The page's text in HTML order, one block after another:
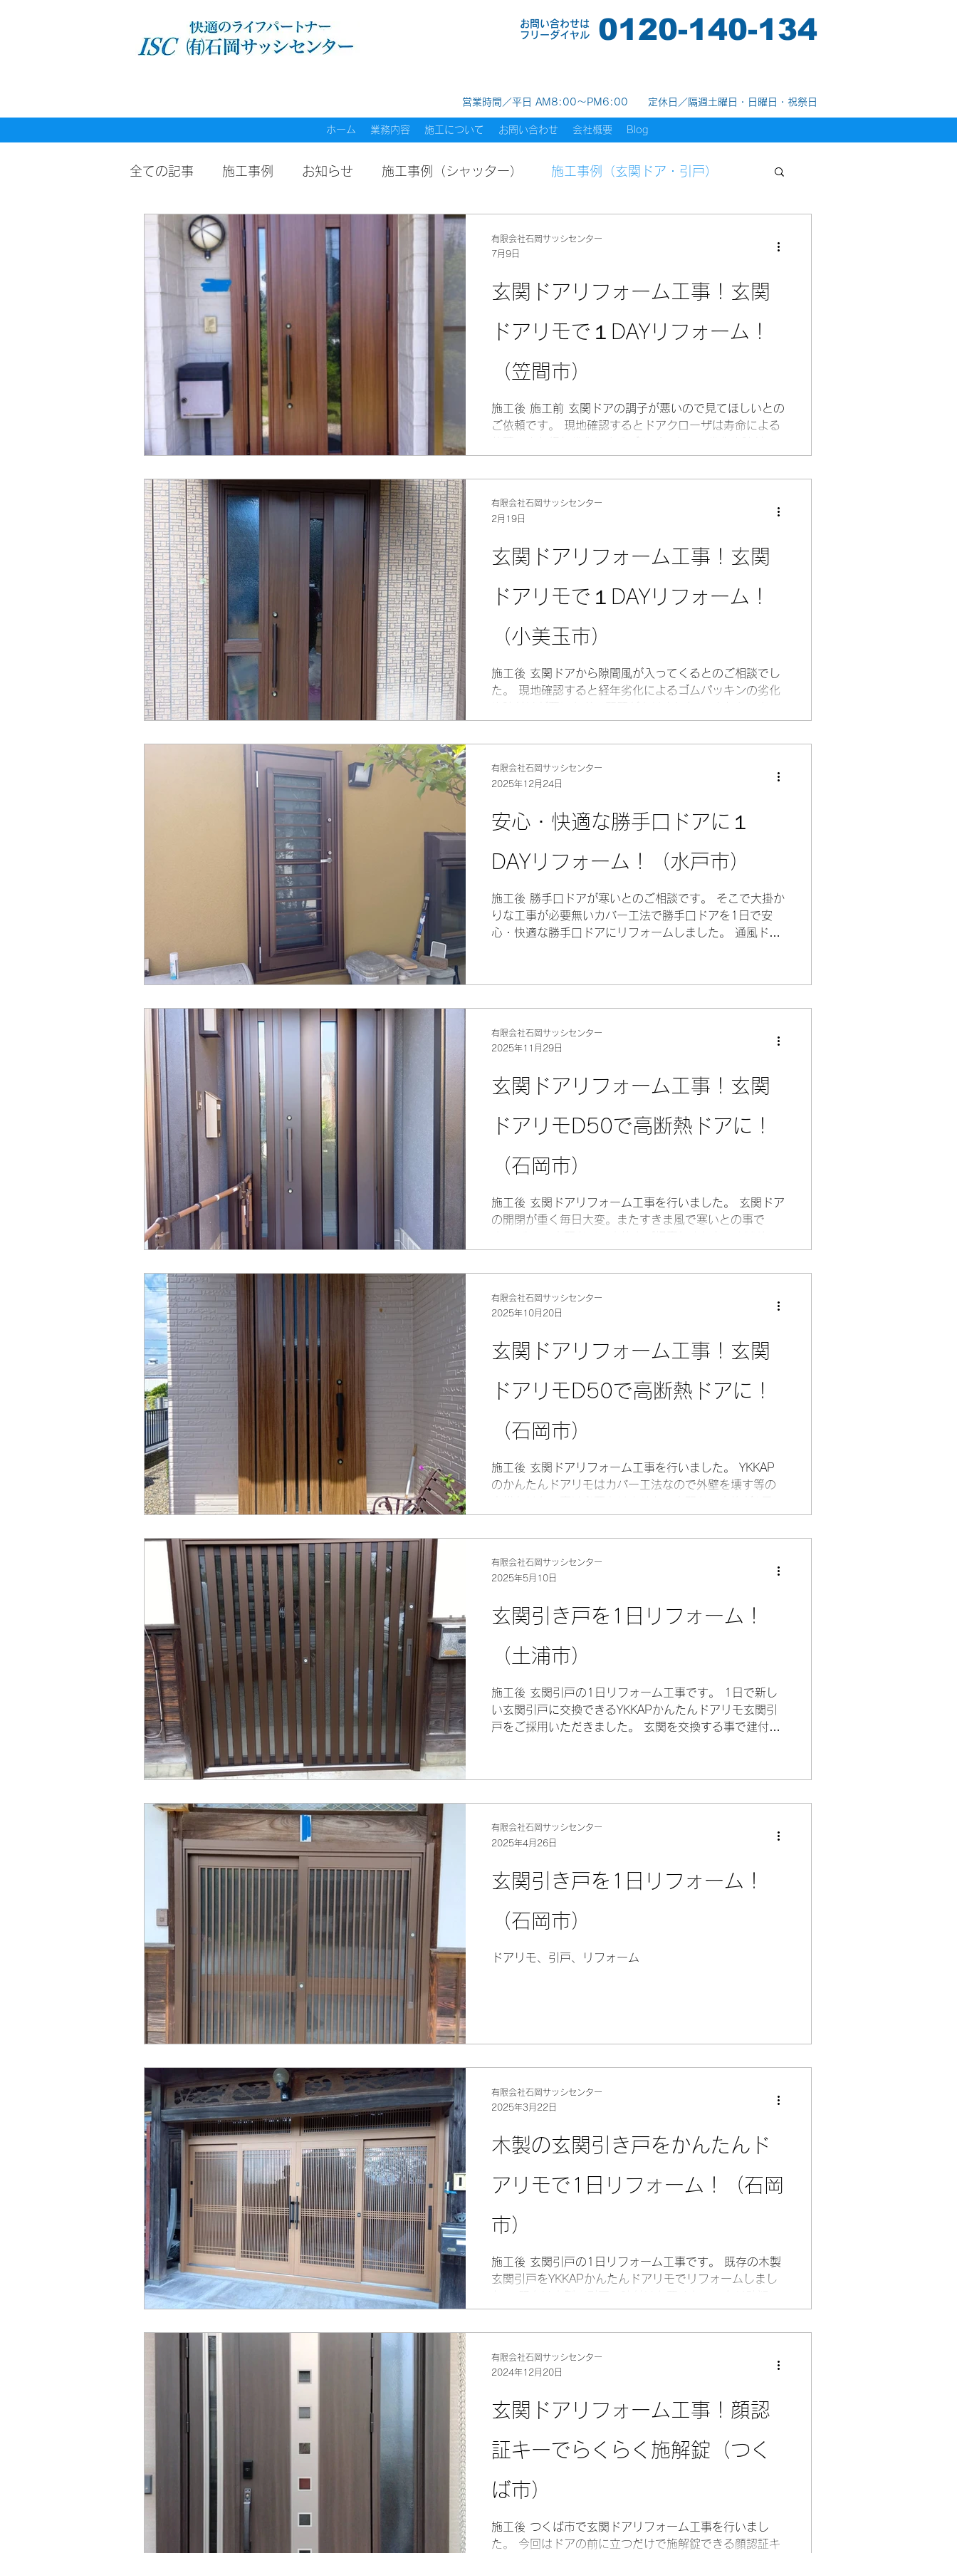
0120-140-134
お問い合わせは
​フリーダイヤル
営業時間／平日 AM8:00～PM6:00 定休日／隔週土曜日・日曜日・祝祭日
ホーム 業務内容 施工について お問い合わせ 会社概要 Blog
全ての記事 施工事例 お知らせ 施工事例（シャッター） 施工事例（玄関ドア・引戸）
施工事例（窓） 施工事例（外構・エクステリア）
玄関ドアリフォーム工事！玄関
ドアリモで１DAYリフォーム！
（笠間市）
施工後 施工前 玄関ドアの調子が悪いので見てほしいとの
ご依頼です。 現地確認するとドアクローザは寿命による
が悪いなどの問題がありました。 そこでYKKAPかんたん
ドアリモを使用しドア交換をご提案し採用させていただ
で外壁を壊す等の大掛かりな工事は必要ありません。 玄
す。 玄関ドアを変えるだけでお家の雰囲気は見違えるよ
うに変わります！ もちろん抱えていた問題も一気に解決
YKKAPかんたんドアリモ玄関ドアD30 C07Tデザイ
有限会社石岡サッシセンター
7月9日
玄関ドアリフォーム工事！玄関
ドアリモで１DAYリフォーム！
（小美玉市）
施工後 玄関ドアから隙間風が入ってくるとのご相談でし
た。 現地確認すると経年劣化によるゴムパッキンの劣化
ーザーも寿命がきており油漏れが確認できました。 そこ
でYKKAPかんたんドアリモを使用しドア交換をご提案し
はカバー工法なので外壁を壊す等の大掛かりな工事は必
ストでスピーディです。 玄関ドアを変えるだけでお家の
雰囲気は見違えるように変わります！ もちろん抱えてい
ました。 仕様：YKKAPかんたんドアリモ玄関ドアD30
有限会社石岡サッシセンター
2月19日
安心・快適な勝手口ドアに１
DAYリフォーム！（水戸市）
施工後 勝手口ドアが寒いとのご相談です。 そこで大掛か
りな工事が必要無いカバー工法で勝手口ドアを1日で安
心・快適な勝手口ドアにリフォームしました。 通風ドア
外からの冷気も伝わりにくく結露も軽減します。 ご依頼
２万（税込） 施工前
有限会社石岡サッシセンター
2025年12月24日
玄関ドアリフォーム工事！玄関
ドアリモD50で高断熱ドアに！
（石岡市）
施工後 玄関ドアリフォーム工事を行いました。 玄関ドア
の開閉が重く毎日大変。またすきま風で寒いとの事で
のかんたんドアリモはカバー工法なので外壁を壊す等の
大掛かりな工事は必要ありません。 玄関ドア交換が1日
熱ドアになり毎日を快適に生活していただければと思い
YKKAPかんたんドアリモ玄関ドアD50 C63Nデザイ
ン 予算：68万（税込み） 施工前
有限会社石岡サッシセンター
2025年11月29日
玄関ドアリフォーム工事！玄関
ドアリモD50で高断熱ドアに！
（石岡市）
施工後 玄関ドアリフォーム工事を行いました。 YKKAP
のかんたんドアリモはカバー工法なので外壁を壊す等の
完了するので省コストでスピーディです。最新の高断熱
ドアになり毎日を快適に生活していただければと思いま
YKKAPかんたんドアリモ玄関ドアD50 C66Nデザイ
有限会社石岡サッシセンター
2025年10月20日
玄関引き戸を1日リフォーム！
（土浦市）
施工後 玄関引戸の1日リフォーム工事です。 1日で新し
い玄関引戸に交換できるYKKAPかんたんドアリモ玄関引
戸をご採用いただきました。 玄関を交換する事で建付け
有限会社石岡サッシセンター
2025年5月10日
玄関引き戸を1日リフォーム！
（石岡市）
ドアリモ、引戸、リフォーム
有限会社石岡サッシセンター
2025年4月26日
木製の玄関引き戸をかんたんド
アリモで1日リフォーム！（石岡
市）
施工後 玄関引戸の1日リフォーム工事です。 既存の木製
玄関引戸をYKKAPかんたんドアリモでリフォームしまし
も懸念されます。 最新の玄関引戸にリフォームすること
で動きもスムーズになり防犯性能も大幅に向上しまし
有限会社石岡サッシセンター
2025年3月22日
玄関ドアリフォーム工事！顔認
証キーでらくらく施解錠（つく
ば市）
施工後 つくば市で玄関ドアリフォーム工事を行いまし
た。 今回はドアの前に立つだけで施解錠できる顔認証キ
有限会社石岡サッシセンター
2024年12月20日